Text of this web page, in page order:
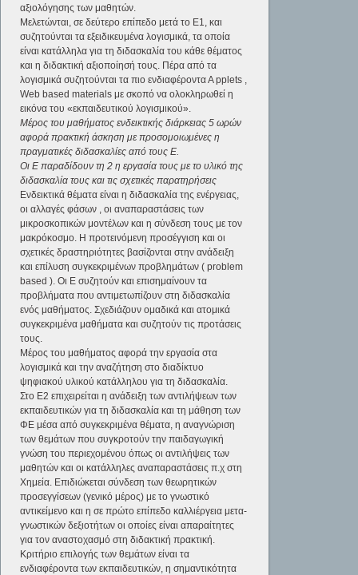
αξιολόγησης των μαθητών.
Μελετώνται, σε δεύτερο επίπεδο μετά το Ε1, και
συζητούνται τα εξειδικευμένα λογισμικά, τα οποία
είναι κατάλληλα για τη διδασκαλία του κάθε θέματος
και η διδακτική αξιοποίησή τους. Πέρα από τα
λογισμικά συζητούνται τα πιο ενδιαφέροντα Α pplets ,
Web based materials με σκοπό να ολοκληρωθεί η
εικόνα του «εκπαιδευτικού λογισμικού».
Μέρος του μαθήματος ενδεικτικής διάρκειας 5 ωρών
αφορά πρακτική άσκηση με προσομοιωμένες η
πραγματικές διδασκαλίες από τους Ε.
Οι Ε παραδίδουν τη 2 η εργασία τους με το υλικό της
διδασκαλία τους και τις σχετικές παρατηρήσεις
Ενδεικτικά θέματα είναι η διδασκαλία της ενέργειας,
οι αλλαγές φάσων , οι αναπαραστάσεις των
μικροσκοπικών μοντέλων και η σύνδεση τους με τον
μακρόκοσμο. Η προτεινόμενη προσέγγιση και οι
σχετικές δραστηριότητες βασίζονται στην ανάδειξη
και επίλυση συγκεκριμένων προβλημάτων ( problem
based ). Οι Ε συζητούν και επισημαίνουν τα
προβλήματα που αντιμετωπίζουν στη διδασκαλία
ενός μαθήματος. Σχεδιάζουν ομαδικά και ατομικά
συγκεκριμένα μαθήματα και συζητούν τις προτάσεις
τους.
Μέρος του μαθήματος αφορά την εργασία στα
λογισμικά και την αναζήτηση στο διαδίκτυο
ψηφιακού υλικού κατάλληλου για τη διδασκαλία.
Στο Ε2 επιχειρείται η ανάδειξη των αντιλήψεων των
εκπαιδευτικών για τη διδασκαλία και τη μάθηση των
ΦΕ μέσα από συγκεκριμένα θέματα, η αναγνώριση
των θεμάτων που συγκροτούν την παιδαγωγική
γνώση του περιεχομένου όπως οι αντιλήψεις των
μαθητών και οι κατάλληλες αναπαραστάσεις π.χ στη
Χημεία. Επιδιώκεται σύνδεση των θεωρητικών
προσεγγίσεων (γενικό μέρος) με το γνωστικό
αντικείμενο και η σε πρώτο επίπεδο καλλιέργεια μετα-
γνωστικών δεξιοτήτων οι οποίες είναι απαραίτητες
για τον αναστοχασμό στη διδακτική πρακτική.
Κριτήριο επιλογής των θεμάτων είναι τα
ενδιαφέροντα των εκπαιδευτικών, η σημαντικότητα